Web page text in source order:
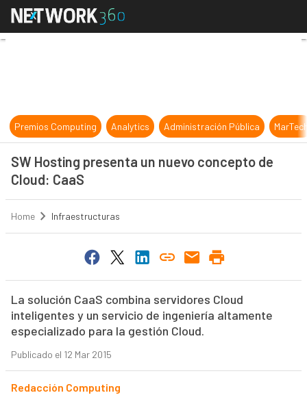
SW Hosting presenta un nuevo
Premios Computing Analytics Administración Pública
SW Hosting presenta un nuevo concepto de
Cloud: CaaS
Home Infraestructuras
La solución CaaS combina servidores Cloud
inteligentes y un servicio de ingeniería altamente
especializado para la gestión Cloud.
Publicado el 12 Mar 2015
Redacción Computing